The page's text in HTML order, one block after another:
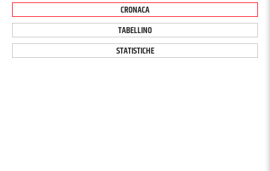
CRONACA
TABELLINO
STATISTICHE